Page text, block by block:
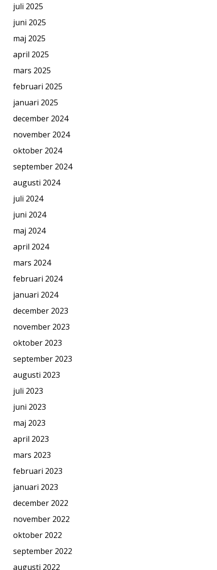
juli 2025
juni 2025
maj 2025
april 2025
mars 2025
februari 2025
januari 2025
december 2024
november 2024
oktober 2024
september 2024
augusti 2024
juli 2024
juni 2024
maj 2024
april 2024
mars 2024
februari 2024
januari 2024
december 2023
november 2023
oktober 2023
september 2023
augusti 2023
juli 2023
juni 2023
maj 2023
april 2023
mars 2023
februari 2023
januari 2023
december 2022
november 2022
oktober 2022
september 2022
augusti 2022